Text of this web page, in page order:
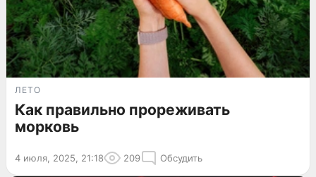
ЛЕТО
Как правильно прореживать
морковь
4 июля, 2025, 21:18 209 Обсудить